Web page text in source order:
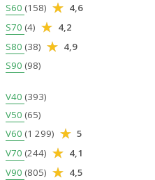
S60 (158)
4,6
S70 (4)
4,2
S80 (38)
4,9
S90 (98)
V40 (393)
V50 (65)
V60 (1 299)
5
V70 (244)
4,1
V90 (805)
4,5